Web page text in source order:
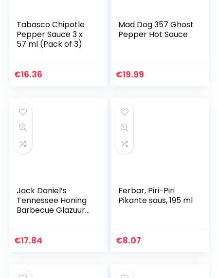
Tabasco Chipotle
Pepper Sauce 3 x
57 ml (Pack of 3)
€16.36
Mad Dog 357 Ghost
Pepper Hot Sauce
€19.99
Jack Daniel’s
Tennessee Honing
Barbecue Glazuur
€17.84
Ferbar, Piri-Piri
Pikante saus, 195 ml
€8.07